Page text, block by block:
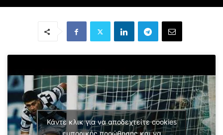
Κάντε κλικ για να αποδεχτείτε cookies
εμπορικής προώθησης και να